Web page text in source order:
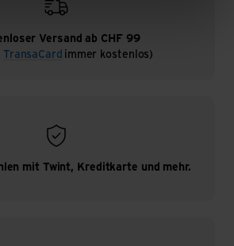
Versand ab CHF 99
TransaCard immer kostenlos)
mit Twint, Kreditkarte und mehr.